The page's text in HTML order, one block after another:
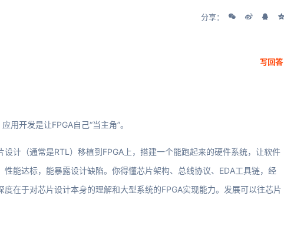
分享：
写回答
用开发是让FPGA自己“当主角”。
计（通常是RTL）移植到FPGA上，搭建一个能跑起来的硬件系统，让软件
能达标，能暴露设计缺陷。你得懂芯片架构、总线协议、EDA工具链，经
在于对芯片设计本身的理解和大型系统的FPGA实现能力。发展可以往芯片